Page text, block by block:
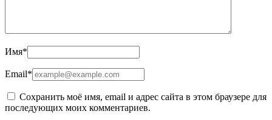
Имя*
Email*
Сохранить моё имя, email и адрес сайта в этом браузере для
последующих моих комментариев.